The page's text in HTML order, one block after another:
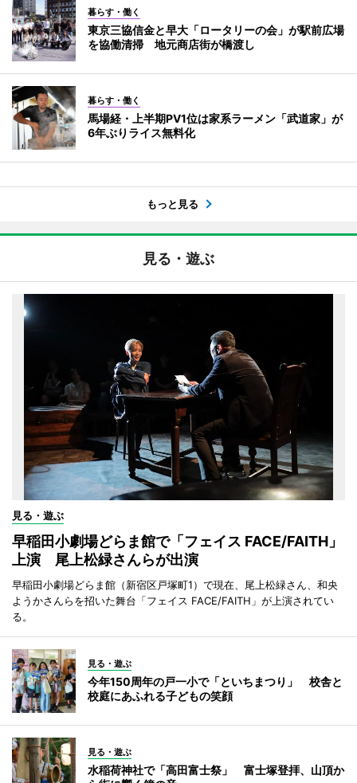
暮らす・働く
東京三協信金と早大「ロータリーの会」が駅前広場
を協働清掃 地元商店街が橋渡し
暮らす・働く
馬場経・上半期PV1位は家系ラーメン「武道家」が
6年ぶりライス無料化
もっと見る
見る・遊ぶ
見る・遊ぶ
早稲田小劇場どらま館で「フェイス FACE/FAITH」
上演 尾上松緑さんらが出演
早稲田小劇場どらま館（新宿区戸塚町1）で現在、尾上松緑さん、和央
ようかさんらを招いた舞台「フェイス FACE/FAITH」が上演されてい
る。
見る・遊ぶ
今年150周年の戸一小で「といちまつり」 校舎と
校庭にあふれる子どもの笑顔
見る・遊ぶ
水稲荷神社で「高田富士祭」 富士塚登拝、山頂か